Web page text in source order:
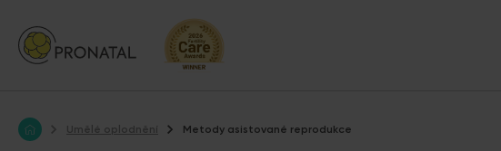
Umělé oplodnění Metody asistované reprodukce